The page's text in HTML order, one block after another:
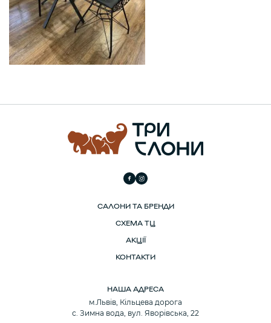
САЛОНИ ТА БРЕНДИ
СХЕМА ТЦ
АКЦІЇ
КОНТАКТИ
НАША АДРЕСА
м.Львів, Кільцева дорога
с. Зимна вода, вул. Яворівська, 22